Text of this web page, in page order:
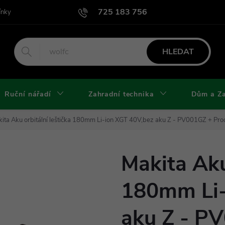
725 183 756
Podmínky užití webu Podmínky ochrany osobních údajů a
HLEDAT
Ruční nářadí Zahradní technika Dům a
Aku orbitální leštička 180mm Li-ion XGT 40V,bez aku Z - PV001GZ +
Makita
180mm
aku Z -